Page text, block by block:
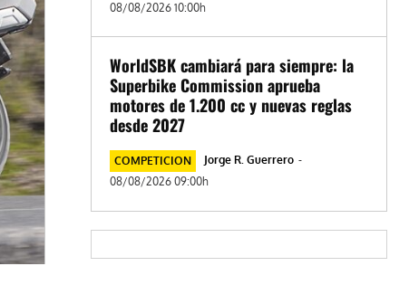
08/08/2026 10:00h
WorldSBK cambiará para siempre: la
Superbike Commission aprueba
motores de 1.200 cc y nuevas reglas
desde 2027
COMPETICION Jorge R. Guerrero -
08/08/2026 09:00h